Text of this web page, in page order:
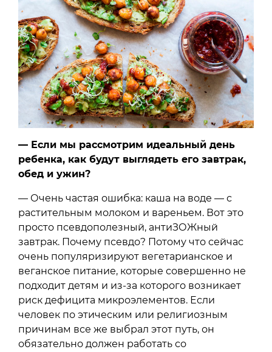
— Если мы рассмотрим идеальный день
ребенка, как будут выглядеть его завтрак,
обед и ужин?
— Очень частая ошибка: каша на воде — с
растительным молоком и вареньем. Вот это
просто псевдополезный, антиЗОЖный
завтрак. Почему псевдо? Потому что сейчас
очень популяризируют вегетарианское и
веганское питание, которые совершенно не
подходит детям и из-за которого возникает
риск дефицита микроэлементов. Если
человек по этическим или религиозным
причинам все же выбрал этот путь, он
обязательно должен работать со